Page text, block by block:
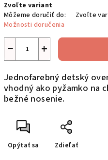
cena:
Zvoľte variant
Môžeme doručiť do:
Zvoľte
Možnosti doručenia
+
−
Jednofarebný detský
vhodný ako pyžamko na
bežné nosenie.
Opýtať sa Zdieľať